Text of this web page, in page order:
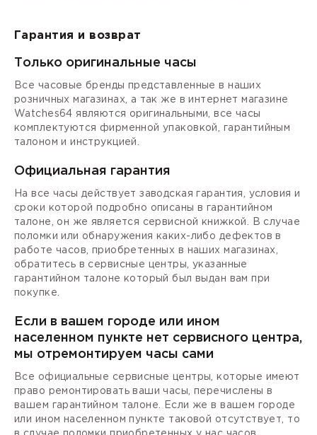
Гарантия и возврат
Только оригинальные часы
Все часовые бренды представленные в наших
розничных магазинах, а так же в интернет магазине
Watches64 являются оригинальными, все часы
комплектуются фирменной упаковкой, гарантийным
талоном и инструкцией.
Официальная гарантия
На все часы действует заводская гарантия, условия и
сроки которой подробно описаны в гарантийном
талоне, он же является сервисной книжкой. В случае
поломки или обнаружения каких-либо дефектов в
работе часов, приобретенных в наших магазинах,
обратитесь в сервисные центры, указанные
гарантийном талоне который был выдан вам при
покупке.
Если в вашем городе или ином
населенном пункте нет сервисного центра,
мы отремонтируем часы сами
Все официальные сервисные центры, которые имеют
право ремонтировать ваши часы, перечислены в
вашем гарантийном талоне. Если же в вашем городе
или ином населенном пункте таковой отсутствует, то